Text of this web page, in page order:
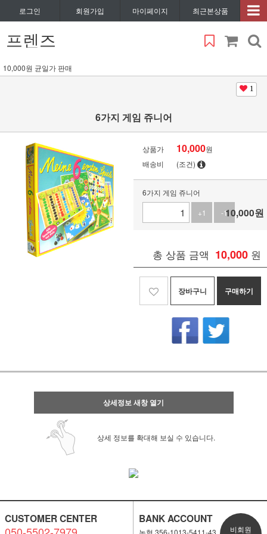
로그인 회원가입 마이페이지 최근본상품
프렌즈
10,000원 균일가 판매
1
6가지 게임 쥬니어
상품가 10,000원
배송비
(조건)
6가지 게임 쥬니어
+1
-110,000원
총 상품 금액 10,000 원
장바구니 구매하기
상세정보 새창 열기
상세 정보를 확대해 보실 수 있습니다.
CUSTOMER CENTER BANK ACCOUNT
농협 356-1013-5411-43
비회원